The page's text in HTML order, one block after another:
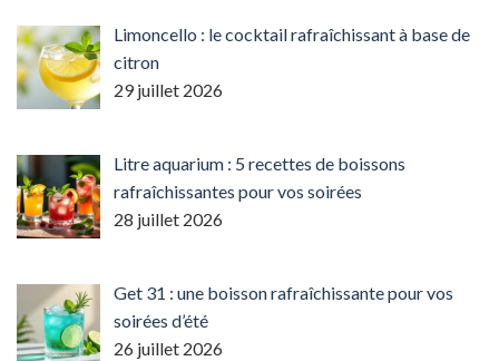
Limoncello : le cocktail rafraîchissant à base de
citron
29 juillet 2026
Litre aquarium : 5 recettes de boissons
rafraîchissantes pour vos soirées
28 juillet 2026
Get 31 : une boisson rafraîchissante pour vos
soirées d’été
26 juillet 2026